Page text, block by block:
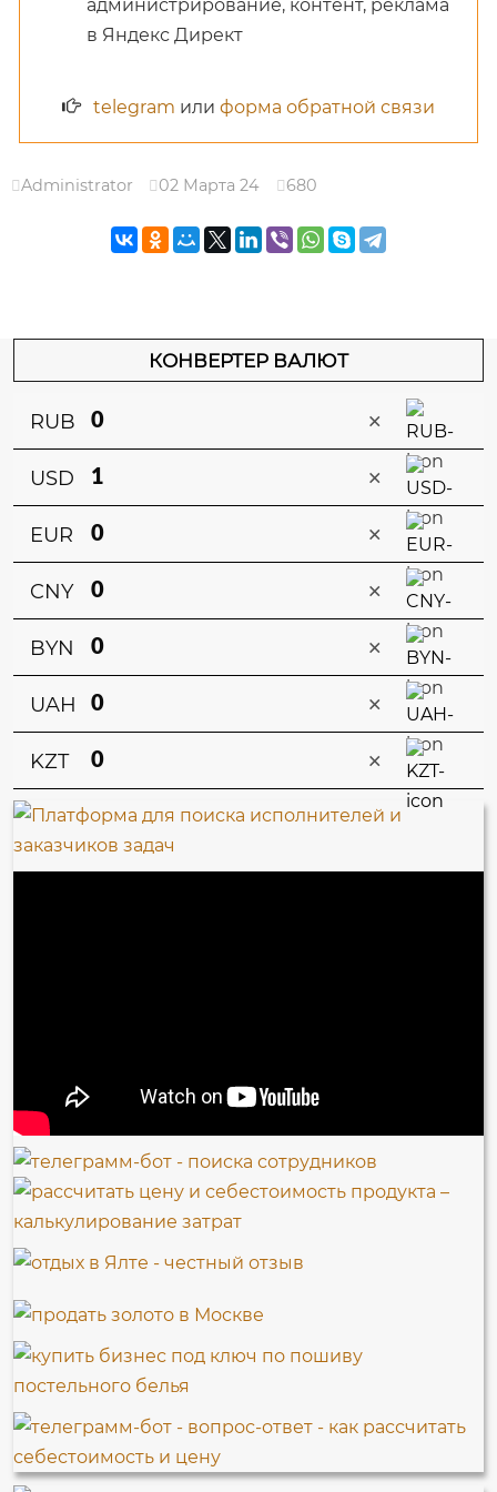
администрирование, контент, реклама
в Яндекс Директ
telegram или форма обратной связи
Administrator 02 Марта 24 680
КОНВЕРТЕР ВАЛЮТ
RUB ×
USD ×
EUR ×
CNY ×
BYN ×
UAH ×
KZT ×